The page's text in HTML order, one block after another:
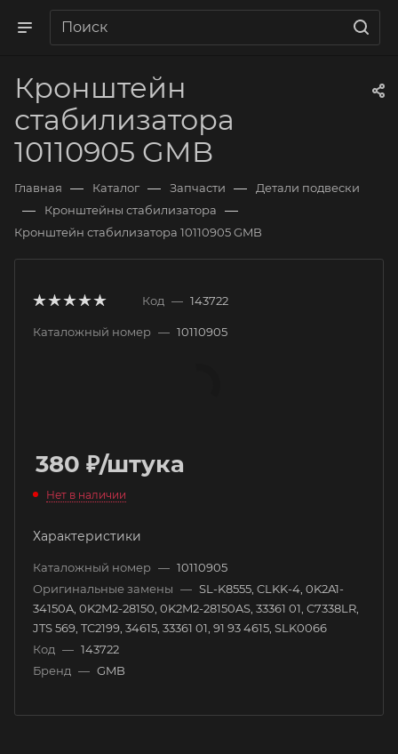
Кронштейн
стабилизатора
10110905 GMB
Главная — Каталог — Запчасти — Детали подвески
— Кронштейны стабилизатора —
Кронштейн стабилизатора 10110905 GMB
Код — 143722
Каталожный номер — 10110905
380 ₽/штука
Нет в наличии
Характеристики
Каталожный номер — 10110905
Оригинальные замены — SL-K8555, CLKK-4, 0K2A1-
34150A, 0K2M2-28150, 0K2M2-28150AS, 33361 01, C7338LR,
JTS 569, TC2199, 34615, 33361 01, 91 93 4615, SLK0066
Код — 143722
Бренд — GMB